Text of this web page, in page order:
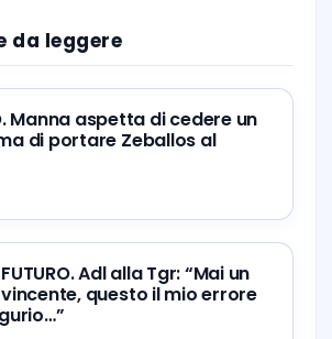
da leggere
Manna aspetta di cedere un
di portare Zeballos al
E FUTURO. Adl alla Tgr: “Mai un
questo il mio errore